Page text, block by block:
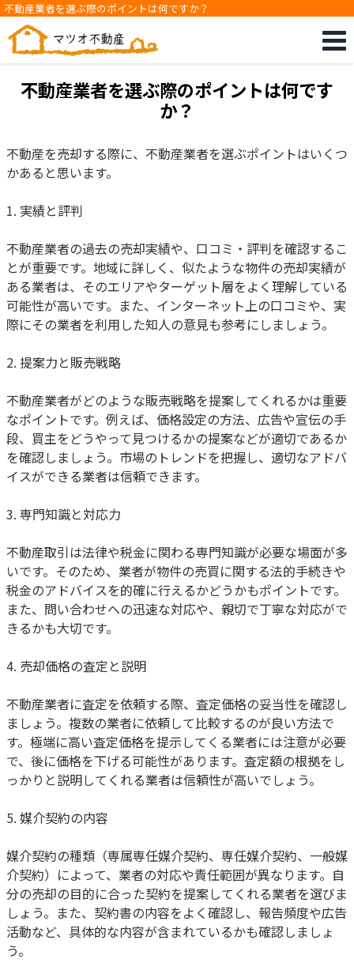
不動産業者を選ぶ際のポイントは何ですか？
不動産業者を選ぶ際のポイントは何です
か？
不動産を売却する際に、不動産業者を選ぶポイントはいくつ
かあると思います。
1. 実績と評判
不動産業者の過去の売却実績や、口コミ・評判を確認するこ
とが重要です。地域に詳しく、似たような物件の売却実績が
ある業者は、そのエリアやターゲット層をよく理解している
可能性が高いです。また、インターネット上の口コミや、実
際にその業者を利用した知人の意見も参考にしましょう。
2. 提案力と販売戦略
不動産業者がどのような販売戦略を提案してくれるかは重要
なポイントです。例えば、価格設定の方法、広告や宣伝の手
段、買主をどうやって見つけるかの提案などが適切であるか
を確認しましょう。市場のトレンドを把握し、適切なアドバ
イスができる業者は信頼できます。
3. 専門知識と対応力
不動産取引は法律や税金に関わる専門知識が必要な場面が多
いです。そのため、業者が物件の売買に関する法的手続きや
税金のアドバイスを的確に行えるかどうかもポイントです。
また、問い合わせへの迅速な対応や、親切で丁寧な対応がで
きるかも大切です。
4. 売却価格の査定と説明
不動産業者に査定を依頼する際、査定価格の妥当性を確認し
ましょう。複数の業者に依頼して比較するのが良い方法で
す。極端に高い査定価格を提示してくる業者には注意が必要
で、後に価格を下げる可能性があります。査定額の根拠をし
っかりと説明してくれる業者は信頼性が高いでしょう。
5. 媒介契約の内容
媒介契約の種類（専属専任媒介契約、専任媒介契約、一般媒
介契約）によって、業者の対応や責任範囲が異なります。自
分の売却の目的に合った契約を提案してくれる業者を選びま
しょう。また、契約書の内容をよく確認し、報告頻度や広告
活動など、具体的な内容が含まれているかも確認しましょ
う。